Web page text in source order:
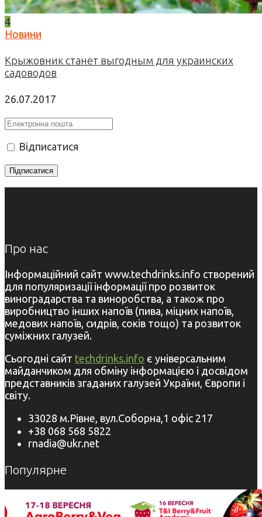
4
Новини
Крыжовник станет выгодным для украинских
садоводов
26.07.2017
Відписатися
Про нас
Інформаційний сайт www.techdrinks.info створений
для популяризації інформації про розвиток
виноградарства та виноробства, а також про
виробництво інших напоїв (пива, міцних напоїв,
медових напоїв, сидрів, соків тощо) та розвиток
суміжних галузей.
Сьогодні сайт techdrinks.info є універсальним
майданчиком для обміну інформацією і досвідом
представників згаданих галузей України, Європи і
світу.
33028 м.Рівне, вул.Соборна,1 офіс 217
+38 068 568 5822
rnadia@ukr.net
Популярне